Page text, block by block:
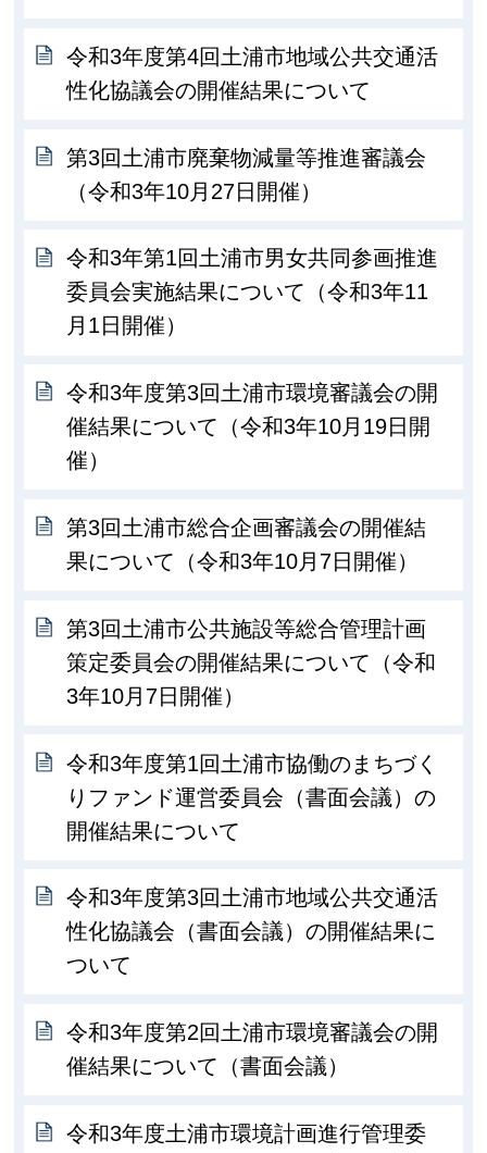
令和3年度第4回土浦市地域公共交通活
性化協議会の開催結果について
第3回土浦市廃棄物減量等推進審議会
（令和3年10月27日開催）
令和3年第1回土浦市男女共同参画推進
委員会実施結果について（令和3年11
月1日開催）
令和3年度第3回土浦市環境審議会の開
催結果について（令和3年10月19日開
催）
第3回土浦市総合企画審議会の開催結
果について（令和3年10月7日開催）
第3回土浦市公共施設等総合管理計画
策定委員会の開催結果について（令和
3年10月7日開催）
令和3年度第1回土浦市協働のまちづく
りファンド運営委員会（書面会議）の
開催結果について
令和3年度第3回土浦市地域公共交通活
性化協議会（書面会議）の開催結果に
ついて
令和3年度第2回土浦市環境審議会の開
催結果について（書面会議）
令和3年度土浦市環境計画進行管理委